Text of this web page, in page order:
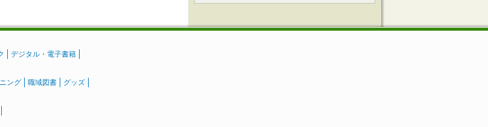
デジタル・電子書籍
ング 職域図書 グッズ